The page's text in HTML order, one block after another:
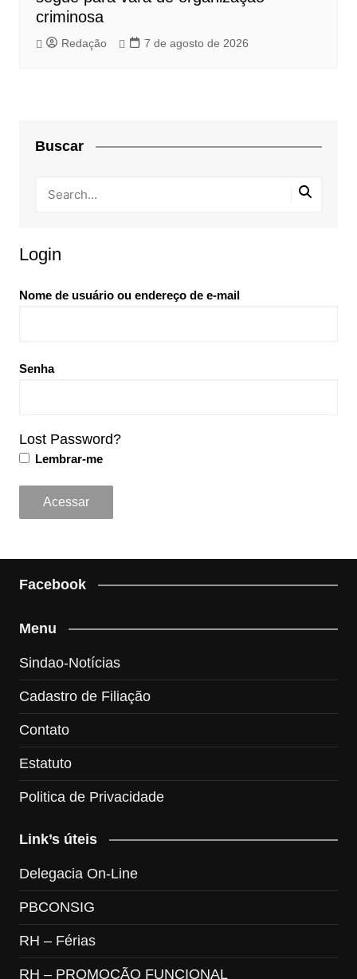
criminosa
Redação 7 de agosto de 2026
Buscar
Login
Nome de usuário ou endereço de e-mail
Senha
Lost Password?
Lembrar-me
Facebook
Menu
Sindao-Notícias
Cadastro de Filiação
Contato
Estatuto
Politica de Privacidade
Link’s úteis
Delegacia On-Line
PBCONSIG
RH – Férias
RH – PROMOÇÃO FUNCIONAL